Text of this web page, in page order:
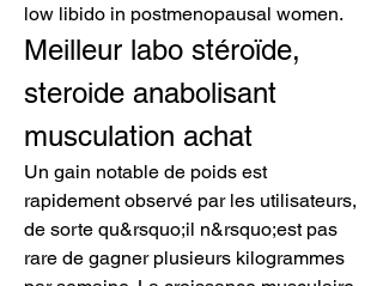
low libido in postmenopausal women.
Meilleur labo stéroïde,
steroide anabolisant
musculation achat
Un gain notable de poids est
rapidement observé par les utilisateurs,
de sorte qu&rsquo;il n&rsquo;est pas
rare de gagner plusieurs kilogrammes